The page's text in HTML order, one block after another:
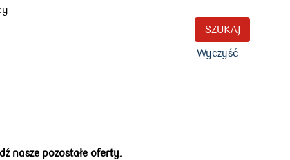
Wyczyść
nasze pozostałe oferty.